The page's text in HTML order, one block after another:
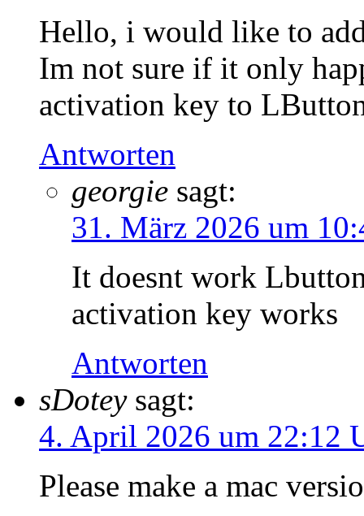
Hello, i would like to
Im not sure if it only
activation key to
Antworten
georgie sagt:
31. März 2026 um
It doesnt work
activation key works
Antworten
sDotey sagt:
4. April 2026 um 22:12
Please make a mac